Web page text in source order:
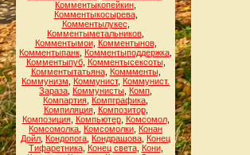
Комментыкопейкин
Комментыкосырева,
Комментылукес
Комментыметальников
Комментымои, Комментынов,
Комментыпанк Комментыподдержка
Комментыпуб, Комментысексоты,
Комментытатьяна, Коммменты,
Коммунизм
Коммунист, Коммунист.
Зараза Коммунисты Комп
Компартия Компграфика
Компиляция, Композитор,
Композиция, Компьютер, Комсомол,
Комсомолка Комсомолки Конан
Дойл Кондопога Кондрашова Конец
Тифаретника, Конец света, Кони,